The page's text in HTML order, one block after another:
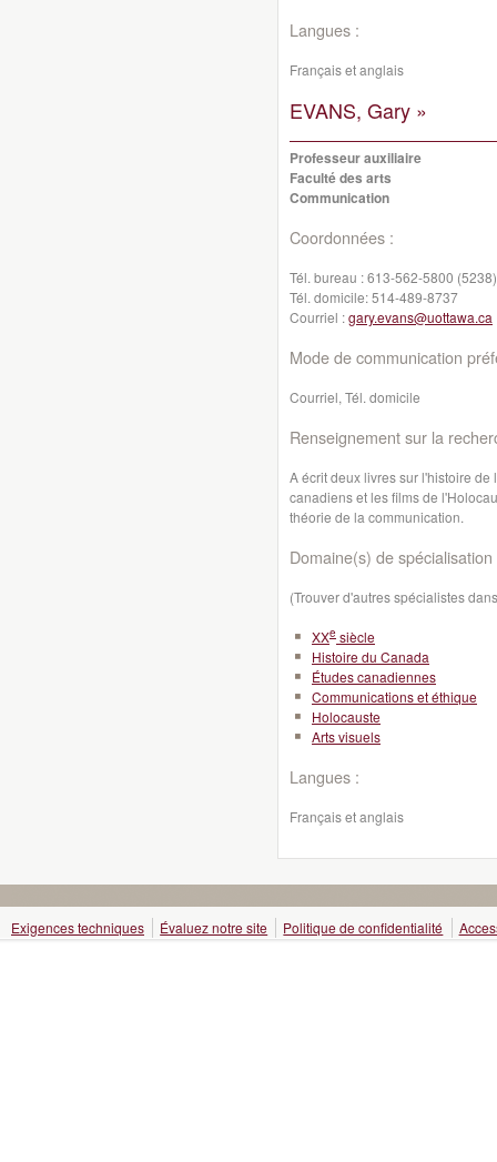
Langues :
Français et anglais
EVANS, Gary »
Professeur auxiliaire
Faculté des arts
Communication
Coordonnées :
Tél. bureau :613-562-5800 (5238)
Tél. domicile:514-489-8737
Courriel :gary.evans@uottawa.ca
Mode de communication
Courriel, Tél. domicile
Renseignement sur la
A écrit deux livres sur l'histoire
canadiens et les films de
théorie de la communication.
Domaine(s) de spécialisation
(Trouver d'autres spécialistes
XXe siècle
Histoire du Canada
Études canadiennes
Communications et éthique
Holocauste
Arts visuels
Langues :
Français et anglais
Exigences techniques Évaluez notre site Politique de confidentialité